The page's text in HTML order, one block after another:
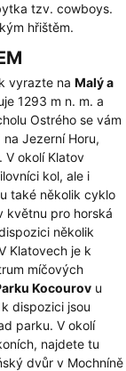
tzv. cowboys.
hřištěm.
vyrazte na Malý a
1293 m n. m. a
Ostrého se vám
Jezerní Horu,
V okolí Klatov
kol, ale i
také několik cyklo
květnu pro horská
několik
Klatovech je k
míčových
Kocourov u
dispozici jsou
parku. V okolí
najdete tu
dvůr v Mochníně